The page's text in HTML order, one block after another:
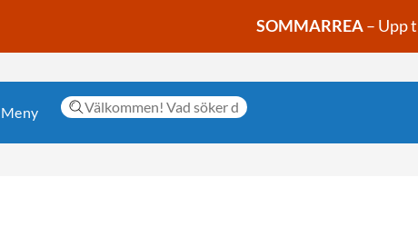
SOMMARREA– Upp
Meny